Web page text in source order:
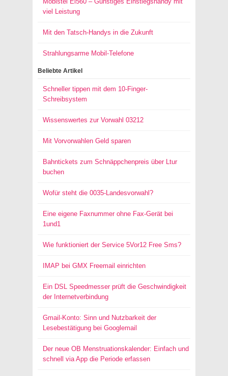
viel Leistung
Mit den Tatsch-Handys in die Zukunft
Strahlungsarme Mobil-Telefone
Beliebte Artikel
Schneller tippen mit dem 10-Finger-
Schreibsystem
Wissenswertes zur Vorwahl 03212
Mit Vorvorwahlen Geld sparen
Bahntickets zum Schnäppchenpreis über Ltur
buchen
Wofür steht die 0035-Landesvorwahl?
Eine eigene Faxnummer ohne Fax-Gerät bei
1und1
Wie funktioniert der Service 5Vor12 Free Sms?
IMAP bei GMX Freemail einrichten
Ein DSL Speedmesser prüft die Geschwindigkeit
der Internetverbindung
Gmail-Konto: Sinn und Nutzbarkeit der
Lesebestätigung bei Googlemail
Der neue OB Menstruationskalender: Einfach und
schnell via App die Periode erfassen